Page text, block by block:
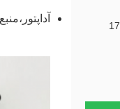
آداپتور،